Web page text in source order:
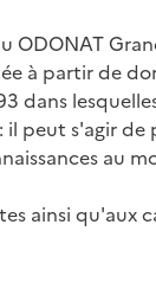
ODONAT
à partir de
dans
peut s'agir
au
ainsi qu'aux